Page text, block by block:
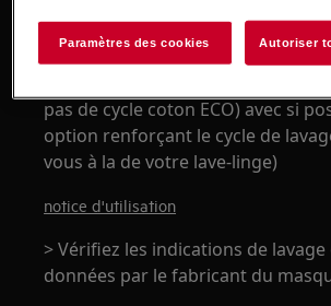
Néanmoins pour la meilleur
pas de cycle coton ECO) avec si
option renforçant le cycle de
vous à la de votre lave-linge)
notice d'utilisation
> Vérifiez les indications de lavage
données par le fabricant du
Paramètres des cookies Autoriser